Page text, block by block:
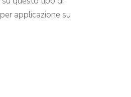
applicazione su